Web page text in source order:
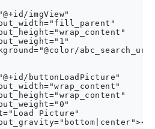
imgView"
buttonLoadPicture"
Picture"